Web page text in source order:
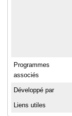
Programmes
associés
Développé par
Liens utiles